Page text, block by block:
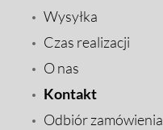
Wysyłka
Czas realizacji
O nas
Kontakt
Odbiór zamówienia